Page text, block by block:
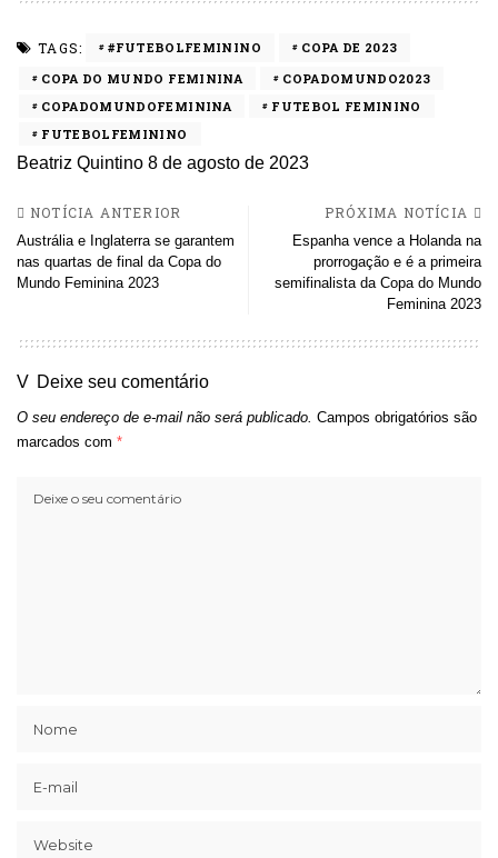
TAGS: #FUTEBOLFEMININO
COPA DE 2023
COPA DO MUNDO FEMININA
COPADOMUNDO2023
COPADOMUNDOFEMININA
FUTEBOL FEMININO
FUTEBOLFEMININO
Beatriz Quintino 8 de agosto de 2023
NOTÍCIA ANTERIOR
Austrália e Inglaterra se garantem
nas quartas de final da Copa do
Mundo Feminina 2023
PRÓXIMA NOTÍCIA
Espanha vence a Holanda na
prorrogação e é a primeira
semifinalista da Copa do Mundo
Feminina 2023
Deixe seu comentário
O seu endereço de e-mail não será publicado. Campos obrigatórios são
marcados com *